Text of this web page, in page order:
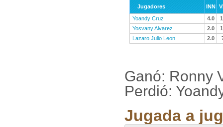
Jugadores INN
Yoandy Cruz
4.0
Yosvany Alvarez
2.0
Lazaro Julio Leon
2.0
Ganó: Ronny
Perdió:
Jugada a